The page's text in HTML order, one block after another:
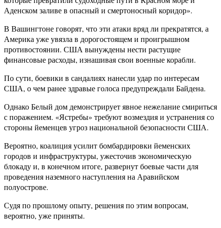
Аденском заливе в опасный и смертоносный коридор».
В Вашингтоне говорят, что эти атаки вряд ли прекратятся, а
Америка уже увязла в дорогостоящем и проигрышном
противостоянии. США вынуждены нести растущие
финансовые расходы, изнашивая свои военные корабли.
По сути, боевики в сандалиях нанесли удар по интересам
США, о чем ранее здравые голоса предупреждали Байдена.
Однако Белый дом демонстрирует явное нежелание смириться
с поражением. «Ястребы» требуют возмездия и устранения со
стороны йеменцев угроз национальной безопасности США.
Вероятно, коалиция усилит бомбардировки йеменских
городов и инфраструктуры, ужесточив экономическую
блокаду и, в конечном итоге, развернут боевые части для
проведения наземного наступления на Аравийском
полуострове.
Судя по прошлому опыту, решения по этим вопросам,
вероятно, уже приняты.